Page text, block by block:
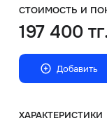
СТОИМОСТЬ И
197 400
Добавить
ХАРАКТЕРИСТИКИ